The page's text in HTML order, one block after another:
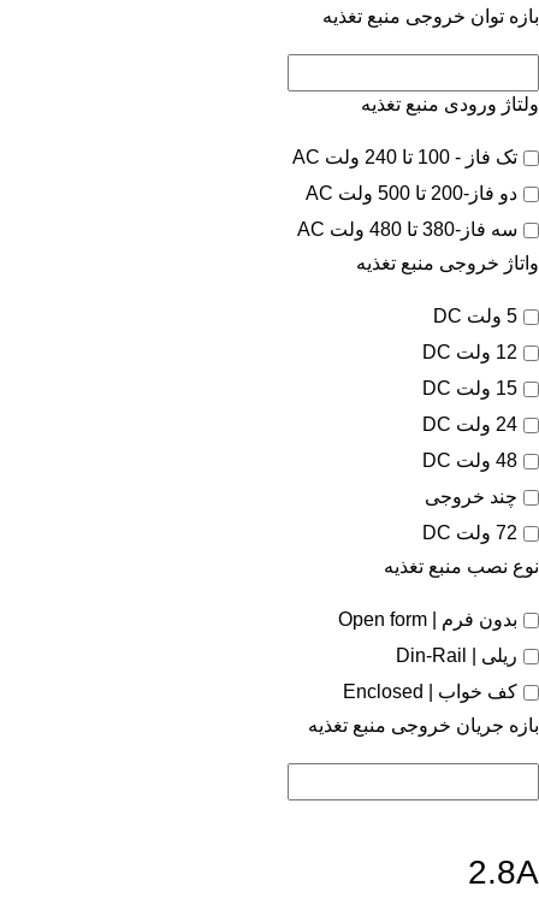
بازه توان خروجی منبع تغذیه
ولتاژ ورودی منبع تغذیه
تک فاز - 100 تا 240 ولت AC
دو فاز-200 تا 500 ولت AC
سه فاز-380 تا 480 ولت AC
واتاژ خروجی منبع تغذیه
5 ولت DC
12 ولت DC
15 ولت DC
24 ولت DC
48 ولت DC
چند خروجی
72 ولت DC
نوع نصب منبع تغذیه
بدون فرم | Open form
ریلی | Din-Rail
کف خواب | Enclosed
بازه جریان خروجی منبع تغذیه
2.8A